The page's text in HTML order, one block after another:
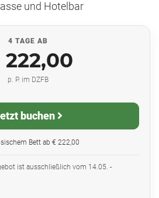
und Hotelbar
4 TAGE AB
p. P. im DZFB
buchen
Bett ab € 222,00
ist ausschließlich vom 14.05. -